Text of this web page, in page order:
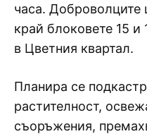
часа. Доброволците
край блоковете 15 и
в Цветния квартал.
Планира се
растителност,
съоръжения,